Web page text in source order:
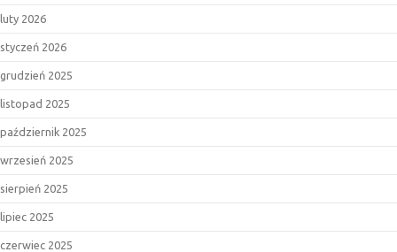
luty 2026
styczeń 2026
grudzień 2025
listopad 2025
październik 2025
wrzesień 2025
sierpień 2025
lipiec 2025
czerwiec 2025